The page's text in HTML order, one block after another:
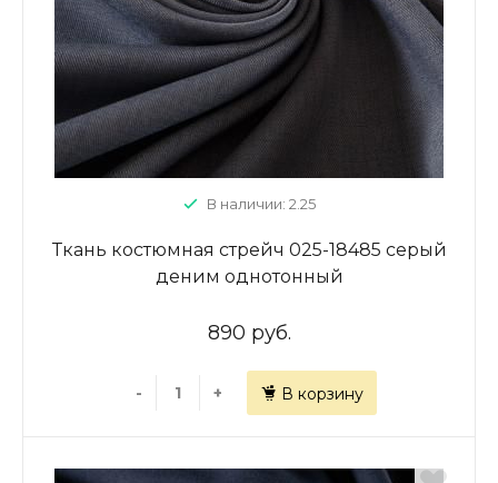
В наличии: 2.25
Ткань костюмная стрейч 025-18485 серый
деним однотонный
890 руб.
- + В корзину